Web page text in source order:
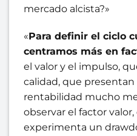
mercado alcista?»
«Para definir el ciclo
centramos más en
el valor y el impulso,
calidad, que presentan
rentabilidad mucho
observar el factor
experimenta un